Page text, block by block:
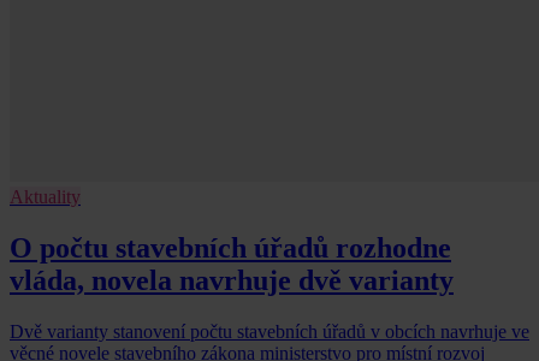
Aktuality
O počtu stavebních úřadů rozhodne
vláda, novela navrhuje dvě varianty
Dvě varianty stanovení počtu stavebních úřadů v obcích navrhuje ve
věcné novele stavebního zákona ministerstvo pro místní rozvoj